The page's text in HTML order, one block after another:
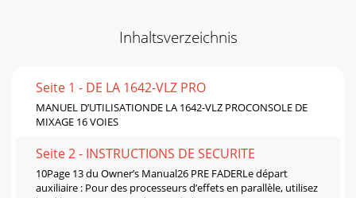
Inhaltsverzeichnis
Seite 1 - DE LA 1642-VLZ PRO
MANUEL D’UTILISATIONDE LA 1642-VLZ PROCONSOLE DE
MIXAGE 16 VOIES
Seite 2 - INSTRUCTIONS DE SECURITE
10Page 13 du Owner’s Manual26 PRE FADERLe départ
auxiliaire : Pour des processeurs d’effets en parallèle, utilisez